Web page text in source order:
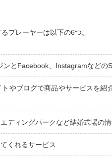
プレーヤーは以下の6つ。
とFacebook、Instagramなどの
やブログで商品やサービスを紹
ディングパークなど結婚式場の
くれるサービス